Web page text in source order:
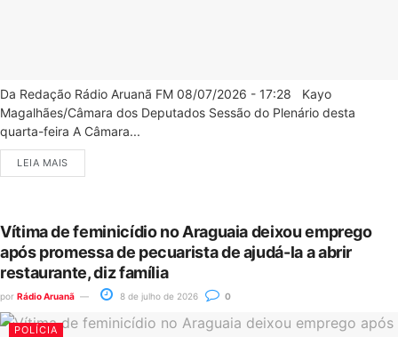
Da Redação Rádio Aruanã FM 08/07/2026 - 17:28 Kayo
Magalhães/Câmara dos Deputados Sessão do Plenário desta
quarta-feira A Câmara...
LEIA MAIS
Vítima de feminicídio no Araguaia deixou emprego
após promessa de pecuarista de ajudá-la a abrir
restaurante, diz família
por Rádio Aruanã 8 de julho de 2026 0
POLÍCIA